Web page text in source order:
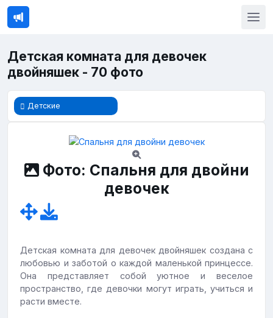
Детская комната для девочек
двойняшек - 70 фото
Детские
Фото: Спальня для двойни
девочек
Детская комната для девочек двойняшек создана с
любовью и заботой о каждой маленькой принцессе.
Она представляет собой уютное и веселое
пространство, где девочки могут играть, учиться и
расти вместе.